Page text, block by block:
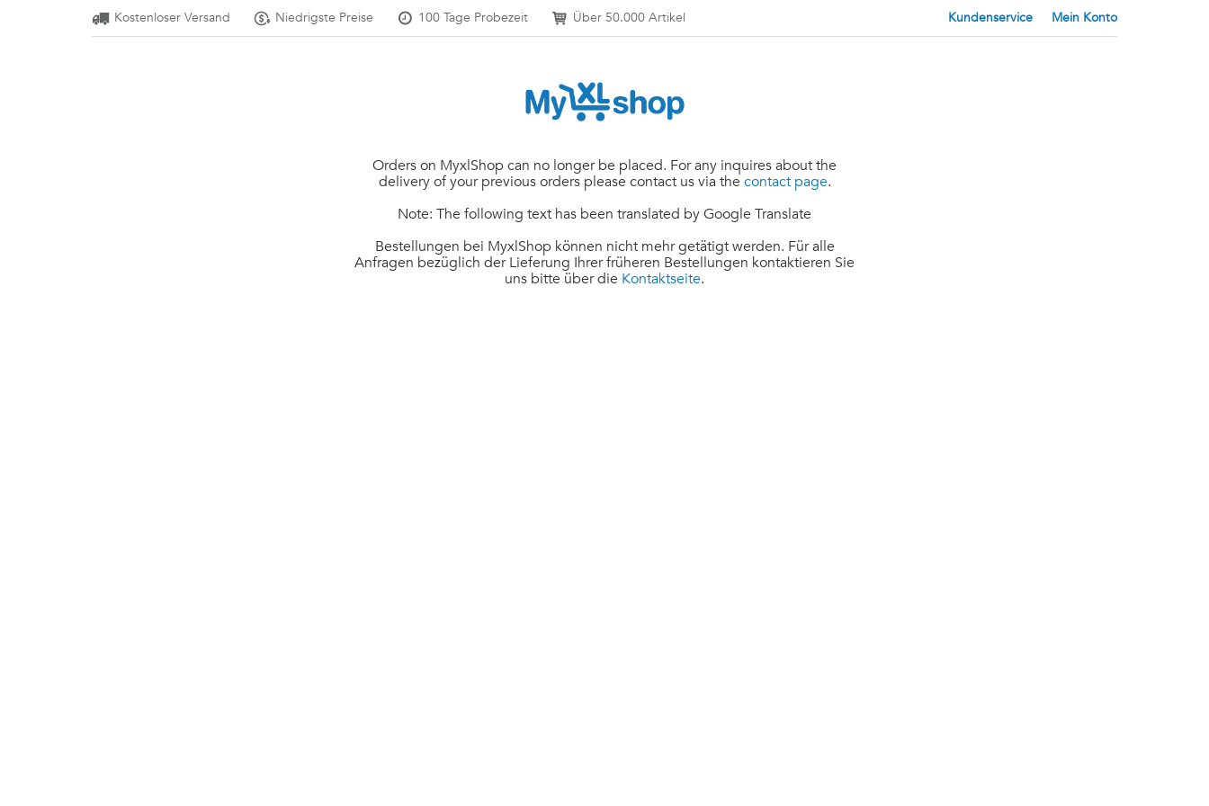
Kostenloser Versand Niedrigste Preise 100 Tage Probezeit Über 50.000 Artikel Kundenservice Mein Konto
Orders on MyxlShop can no longer be placed. For any inquires about the
delivery of your previous orders please contact us via the contact page.
Note: The following text has been translated by Google Translate
Bestellungen bei MyxlShop können nicht mehr getätigt werden. Für alle
Anfragen bezüglich der Lieferung Ihrer früheren Bestellungen kontaktieren Sie
uns bitte über die Kontaktseite.